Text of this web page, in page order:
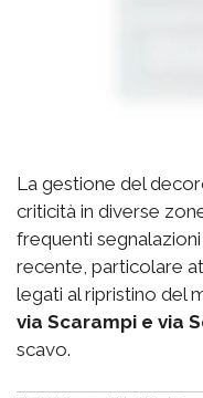
La gestione del
criticità in diverse
frequenti
recente, particolare
legati al ripristino del
via Scarampi e via
scavo.